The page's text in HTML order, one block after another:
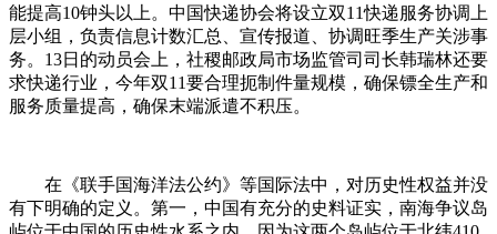
能提高10钟头以上。中国快递协会将设立双11快递服务协调上
层小组，负责信息计数汇总、宣传报道、协调旺季生产关涉事
务。13日的动员会上，社稷邮政局市场监管司司长韩瑞林还要
求快递行业，今年双11要合理扼制件量规模，确保镖全生产和
服务质量提高，确保末端派遣不积压。
在《联手国海洋法公约》等国际法中，对历史性权益并没
有下明确的定义。第一，中国有充分的史料证实，南海争议岛